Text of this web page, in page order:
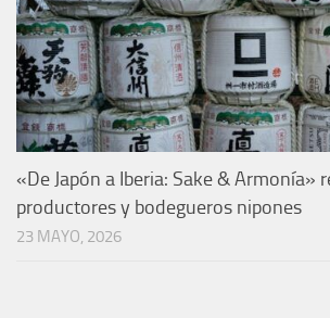
«De Japón a Iberia: Sake & Armonía»
productores y bodegueros nipones
23 MAYO, 2026